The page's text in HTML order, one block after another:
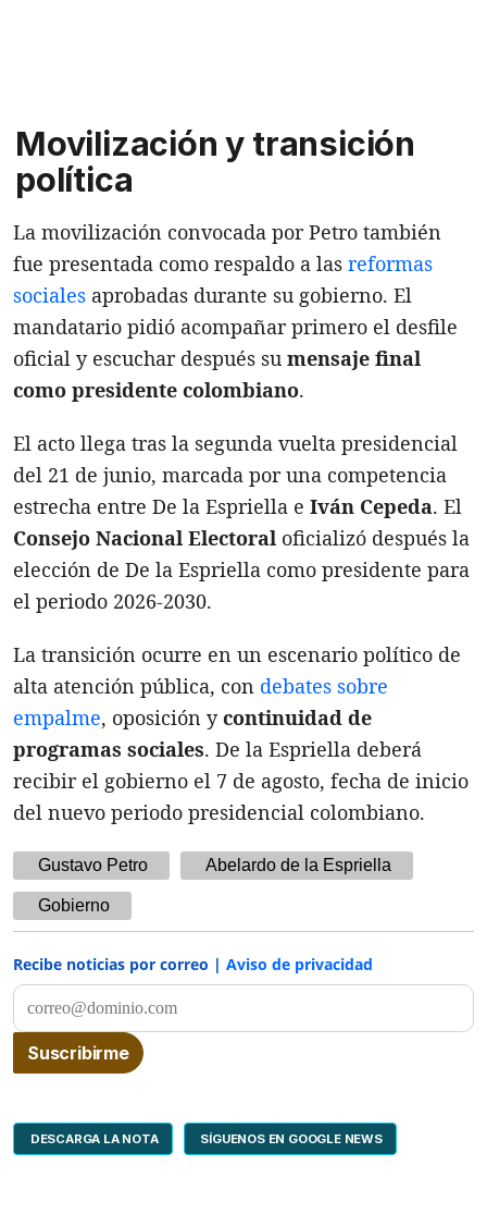
Movilización y transición
política
La movilización convocada por Petro también
fue presentada como respaldo a las reformas
sociales aprobadas durante su gobierno. El
mandatario pidió acompañar primero el desfile
oficial y escuchar después su mensaje final
como presidente colombiano.
El acto llega tras la segunda vuelta presidencial
del 21 de junio, marcada por una competencia
estrecha entre De la Espriella e Iván Cepeda. El
Consejo Nacional Electoral oficializó después la
elección de De la Espriella como presidente para
el periodo 2026-2030.
La transición ocurre en un escenario político de
alta atención pública, con debates sobre
empalme, oposición ycontinuidad de
programas sociales. De la Espriella deberá
recibir el gobierno el 7 de agosto, fecha de inicio
del nuevo periodo presidencial colombiano.
Gustavo Petro Abelardo de la Espriella
Gobierno
Recibe noticias por correo | Aviso de privacidad
DESCARGA LA NOTA SÍGUENOS EN GOOGLE NEWS